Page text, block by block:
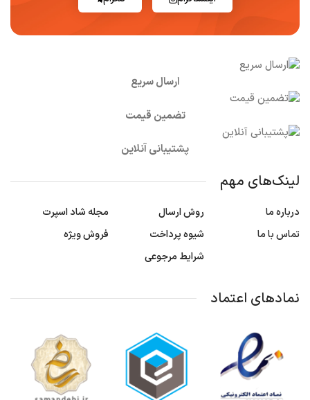
ارسال سریع
تضمین قیمت
پشتیبانی آنلاین
لینک‌های مهم
درباره ما
تماس با ما
روش ارسال
شیوه پرداخت
شرایط مرجوعی
مجله شاد اسپرت
فروش ویژه
نمادهای اعتماد